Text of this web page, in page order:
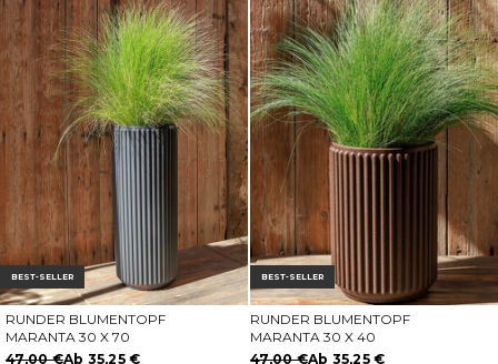
BEST-SELLER
OPTIONEN WÄHLEN
RUNDER BLUMENTOPF
MARANTA 30 X 70
47,00 €Ab 35,25 €
BEST-SELLER
OPTIONEN WÄHLEN
RUNDER BLUMENTOPF
MARANTA 30 X 40
47,00 €Ab 35,25 €